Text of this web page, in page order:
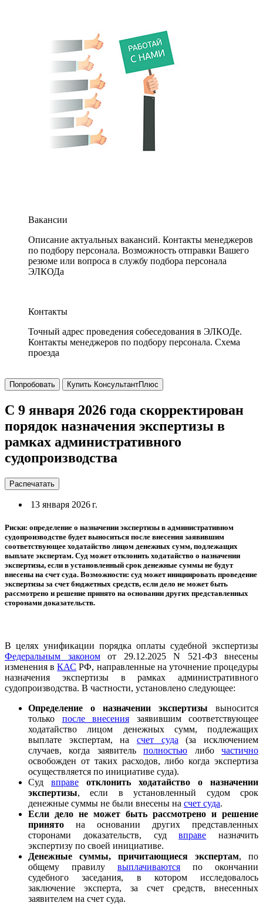
Вакансии
Описание актуальных вакансий. Контакты менеджеров
по подбору персонала. Возможность отправки Вашего
резюме или вопроса в службу подбора персонала
ЭЛКОДа
Контакты
Точный адрес проведения собеседования в ЭЛКОДе.
Контакты менеджеров по подбору персонала. Схема
проезда
Попробовать Купить КонсультантПлюс
С 9 января 2026 года скорректирован
порядок назначения экспертизы в
рамках административного
судопроизводства
Распечатать
13 января 2026 г.
Риски: определение о назначении экспертизы в административном
судопроизводстве будет выноситься после внесения заявившим
соответствующее ходатайство лицом денежных сумм, подлежащих
выплате экспертам. Суд может отклонить ходатайство о назначении
экспертизы, если в установленный срок денежные суммы не будут
внесены на счет суда. Возможности: суд может инициировать проведение
экспертизы за счет бюджетных средств, если дело не может быть
рассмотрено и решение принято на основании других представленных
сторонами доказательств.
В целях унификации порядка оплаты судебной экспертизы
Федеральным закономот 29.12.2025 N 521-ФЗ внесены
изменения вКАС РФ, направленные на уточнение процедуры
назначения экспертизы в рамках административного
судопроизводства. В частности, установлено следующее:
Определение о назначении экспертизы выносится
только после внесения заявившим соответствующее
ходатайство лицом денежных сумм, подлежащих
выплате экспертам, на счет суда (за исключением
случаев, когда заявительполностью либочастично
освобожден от таких расходов, либо когда экспертиза
осуществляется по инициативе суда).
Суд вправе
отклонить ходатайство о назначении
экспертизы, если в установленный судом срок
денежные суммы не были внесены на счет суда.
Если дело не может быть рассмотрено и решение
принято на основании других представленных
сторонами доказательств, судвправе назначить
экспертизу по своей инициативе.
Денежные суммы, причитающиеся экспертам, по
общему правилу выплачиваются по окончании
судебного заседания, в котором исследовалось
заключение эксперта, за счет средств, внесенных
заявителем на счет суда.